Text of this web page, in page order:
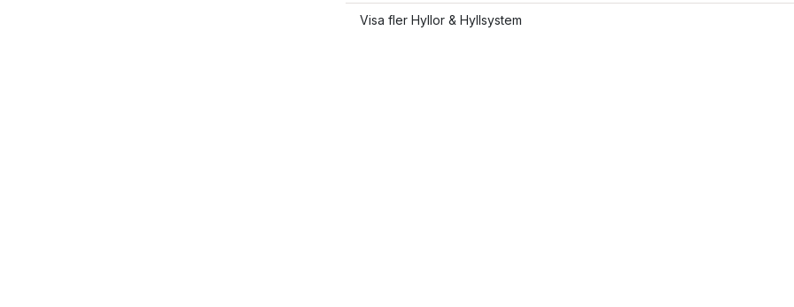
Visa fler Hyllor & Hyllsystem